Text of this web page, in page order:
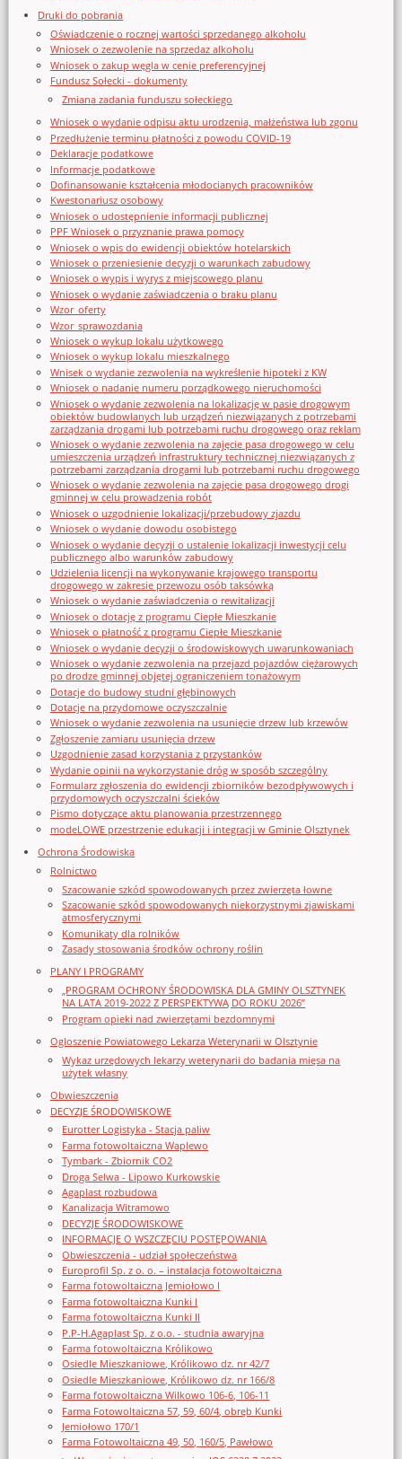
Druki do pobrania
Oświadczenie o rocznej wartości sprzedanego alkoholu
Wniosek o zezwolenie na sprzedaz alkoholu
Wniosek o zakup węgla w cenie preferencyjnej
Fundusz Sołecki - dokumenty
Zmiana zadania funduszu sołeckiego
Wniosek o wydanie odpisu aktu urodzenia, małżeństwa lub zgonu
Przedłużenie terminu płatności z powodu COVID-19
Deklaracje podatkowe
Informacje podatkowe
Dofinansowanie kształcenia młodocianych pracowników
Kwestonariusz osobowy
Wniosek o udostępnienie informacji publicznej
PPF Wniosek o przyznanie prawa pomocy
Wniosek o wpis do ewidencji obiektów hotelarskich
Wniosek o przeniesienie decyzji o warunkach zabudowy
Wniosek o wypis i wyrys z miejscowego planu
Wniosek o wydanie zaświadczenia o braku planu
Wzor_oferty
Wzor_sprawozdania
Wniosek o wykup lokalu użytkowego
Wniosek o wykup lokalu mieszkalnego
Wnisek o wydanie zezwolenia na wykreślenie hipoteki z KW
Wniosek o nadanie numeru porządkowego nieruchomości
Wniosek o wydanie zezwolenia na lokalizację w pasie drogowym
obiektów budowlanych lub urządzeń niezwiązanych z potrzebami
zarządzania drogami lub potrzebami ruchu drogowego oraz reklam
Wniosek o wydanie zezwolenia na zajęcie pasa drogowego w celu
umieszczenia urządzeń infrastruktury technicznej niezwiązanych z
potrzebami zarządzania drogami lub potrzebami ruchu drogowego
Wniosek o wydanie zezwolenia na zajęcie pasa drogowego drogi
gminnej w celu prowadzenia robót
Wniosek o uzgodnienie lokalizacji/przebudowy zjazdu
Wniosek o wydanie dowodu osobistego
Wniosek o wydanie decyzji o ustalenie lokalizacji inwestycji celu
publicznego albo warunków zabudowy
Udzielenia licencji na wykonywanie krajowego transportu
drogowego w zakresie przewozu osób taksówką
Wniosek o wydanie zaświadczenia o rewitalizacji
Wniosek o dotację z programu Ciepłe Mieszkanie
Wniosek o płatność z programu Ciepłe Mieszkanie
Wniosek o wydanie decyzji o środowiskowych uwarunkowaniach
Wniosek o wydanie zezwolenia na przejazd pojazdów ciężarowych
po drodze gminnej objętej ograniczeniem tonażowym
Dotacje do budowy studni głębinowych
Dotacje na przydomowe oczyszczalnie
Wniosek o wydanie zezwolenia na usunięcie drzew lub krzewów
Zgłoszenie zamiaru usunięcia drzew
Uzgodnienie zasad korzystania z przystanków
Wydanie opinii na wykorzystanie dróg w sposób szczególny
Formularz zgłoszenia do ewidencji zbiorników bezodpływowych i
przydomowych oczyszczalni ścieków
Pismo dotyczące aktu planowania przestrzennego
modeLOWE przestrzenie edukacji i integracji w Gminie Olsztynek
Ochrona Środowiska
Rolnictwo
Szacowanie szkód spowodowanych przez zwierzęta łowne
Szacowanie szkód spowodowanych niekorzystnymi zjawiskami
atmosferycznymi
Komunikaty dla rolników
Zasady stosowania środków ochrony roślin
PLANY I PROGRAMY
„PROGRAM OCHRONY ŚRODOWISKA DLA GMINY OLSZTYNEK
NA LATA 2019-2022 Z PERSPEKTYWĄ DO ROKU 2026”
Program opieki nad zwierzętami bezdomnymi
Ogloszenie Powiatowego Lekarza Weterynarii w Olsztynie
Wykaz urzędowych lekarzy weterynarii do badania mięsa na
użytek własny
Obwieszczenia
DECYZJE ŚRODOWISKOWE
Eurotter Logistyka - Stacja paliw
Farma fotowoltaiczna Waplewo
Tymbark - Zbiornik CO2
Droga Selwa - Lipowo Kurkowskie
Agaplast rozbudowa
Kanalizacja Witramowo
DECYZJE ŚRODOWISKOWE
INFORMACJE O WSZCZĘCIU POSTĘPOWANIA
Obwieszczenia - udział społeczeństwa
Europrofil Sp. z o. o. – instalacja fotowoltaiczna
Farma fotowoltaiczna Jemiołowo I
Farma fotowoltaiczna Kunki I
Farma fotowoltaiczna Kunki II
P.P-H.Agaplast Sp. z o.o. - studnia awaryjna
Farma fotowoltaiczna Królikowo
Osiedle Mieszkaniowe, Królikowo dz. nr 42/7
Osiedle Mieszkaniowe, Królikowo dz. nr 166/8
Farma fotowoltaiczna Wilkowo 106-6, 106-11
Farma Fotowoltaiczna 57, 59, 60/4, obręb Kunki
Jemiołowo 170/1
Farma Fotowoltaiczna 49, 50, 160/5, Pawłowo